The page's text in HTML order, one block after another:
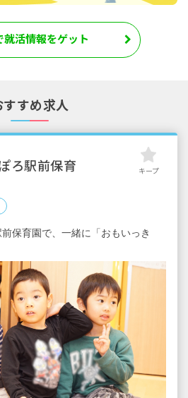
就活情報をゲット
すすめ求人
ろ駅前保育
キープ
保育園で、一緒に「おもいっき